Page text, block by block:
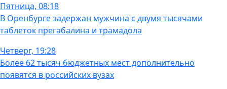
Пятница, 08:18
В Оренбурге задержан мужчина с двумя тысячами
таблеток прегабалина и трамадола
Четверг, 19:28
Более 62 тысяч бюджетных мест дополнительно
появятся в российских вузах